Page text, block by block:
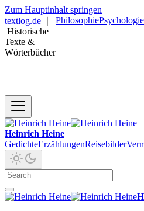
Zum Hauptinhalt springen
textlog.de
Historische
Texte &
Wörterbücher
PhilosophiePsychologie
Heinrich Heine
GedichteErzählungenReisebilder